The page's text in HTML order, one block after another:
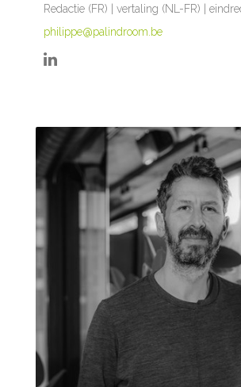
Redactie (FR) | vertaling (NL-FR) |
philippe@palindroom.be